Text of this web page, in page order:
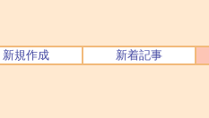
新規作成 新着記事